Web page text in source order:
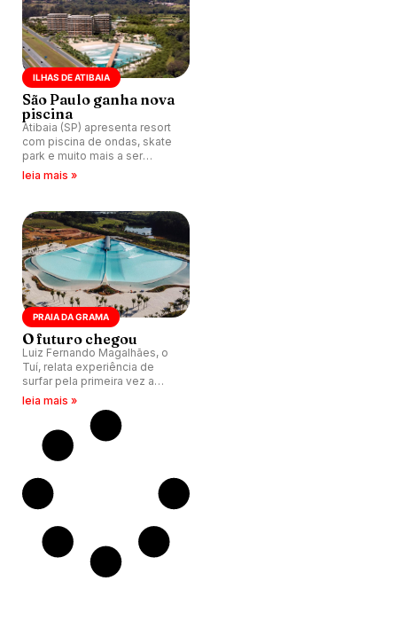
ILHAS DE ATIBAIA
São Paulo ganha nova
piscina
Atibaia (SP) apresenta resort
com piscina de ondas, skate
park e muito mais a ser
inaugurado em 2027.
leia mais »
PRAIA DA GRAMA
O futuro chegou
Luiz Fernando Magalhães, o
Tuí, relata experiência de
surfar pela primeira vez a
piscina da Praia da Grama
(SP), ao lado do filho.
leia mais »